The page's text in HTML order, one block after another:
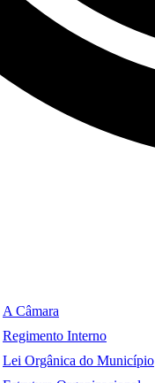
A Câmara
Regimento Interno
Lei Orgânica do Município